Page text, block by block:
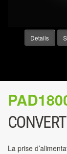
Details
La prise